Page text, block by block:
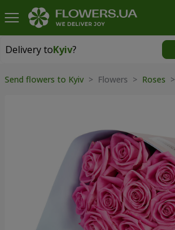
Delivery toKyiv?
Delivery toKyiv
Send flowers to Kyiv > Flowers > Roses >